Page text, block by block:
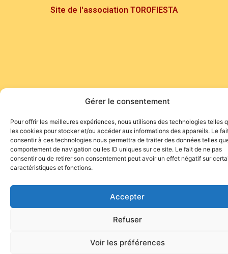
Gérer le consentement
Pour offrir les meilleures expériences, nous utilisons des technologies telles
les cookies pour stocker et/ou accéder aux informations des appareils. Le
consentir à ces technologies nous permettra de traiter des données telles
comportement de navigation ou les ID uniques sur ce site. Le fait de ne pas
consentir ou de retirer son consentement peut avoir un effet négatif sur
caractéristiques et fonctions.
Accepter
Refuser
Voir les préférences
Site de l'association TOROFIESTA